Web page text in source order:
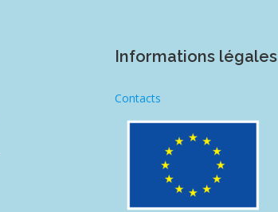
Informations légales
Contacts